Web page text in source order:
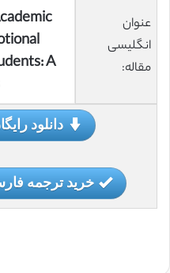
عنوان
انگلیسی
مقاله:
A
دانلود
خرید ترجمه